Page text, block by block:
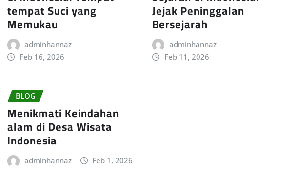
tempat Suci yang
Memukau
adminhannaz
Feb 16, 2026
Jejak Peninggalan
Bersejarah
adminhannaz
Feb 11, 2026
BLOG
Menikmati Keindahan
alam di Desa Wisata
Indonesia
adminhannaz Feb 1, 2026